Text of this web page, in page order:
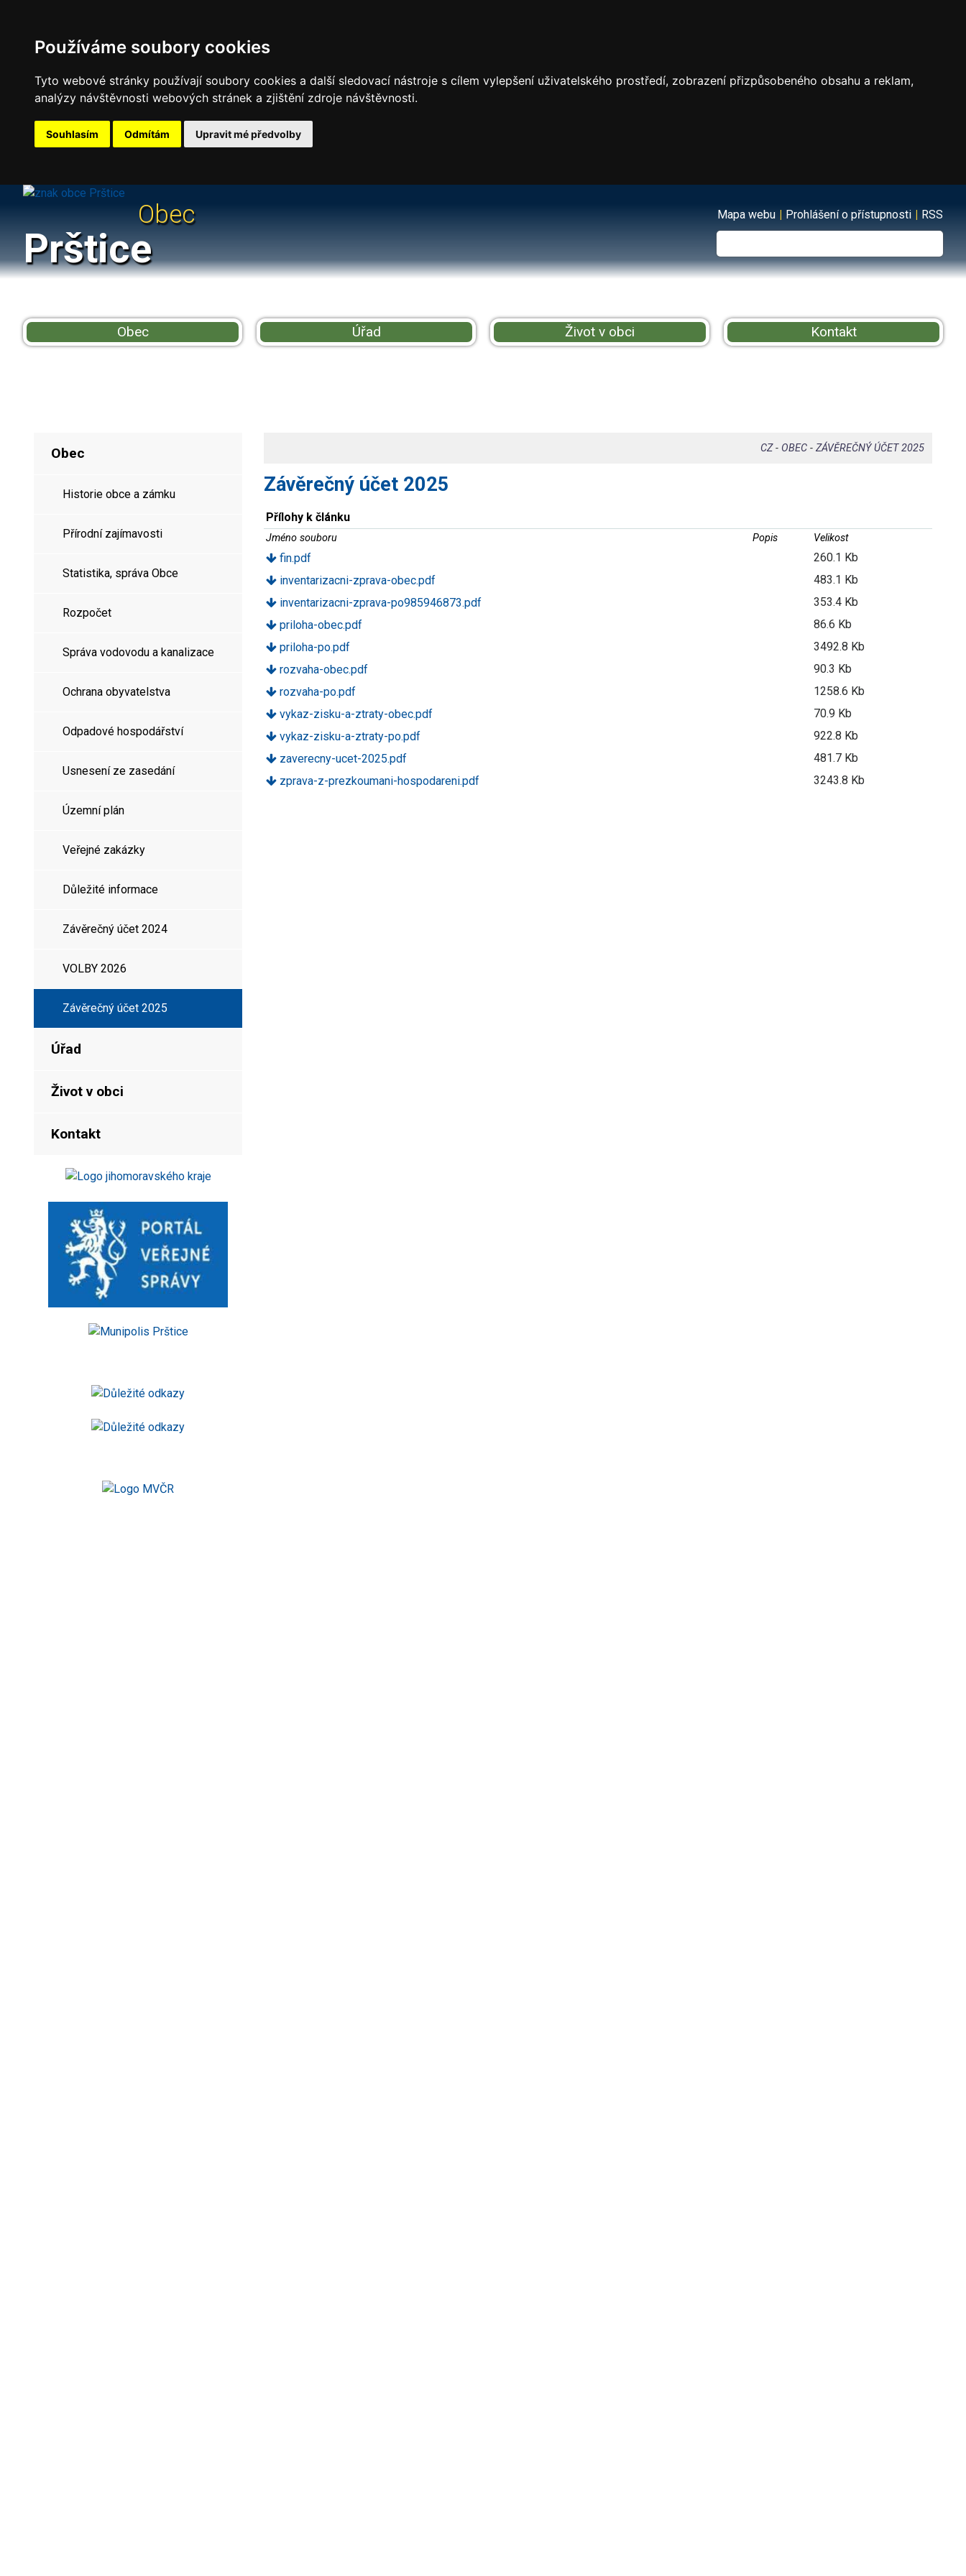
Používáme soubory cookies
Tyto webové stránky používají soubory cookies a další sledovací nástroje s cílem vylepšení uživatelského prostředí, zobrazení přizpůsobeného obsahu a reklam,
analýzy návštěvnosti webových stránek a zjištění zdroje návštěvnosti.
Souhlasím Odmítám Upravit mé předvolby
Obec
Prštice
Mapa webu | Prohlášení o přístupnosti | RSS
Obec Úřad Život v obci Kontakt
Obec
Historie obce a zámku
Přírodní zajímavosti
Statistika, správa Obce
Rozpočet
Správa vodovodu a kanalizace
Ochrana obyvatelstva
Odpadové hospodářství
Usnesení ze zasedání
Územní plán
Veřejné zakázky
Důležité informace
Závěrečný účet 2024
VOLBY 2026
Závěrečný účet 2025
Úřad
Život v obci
Kontakt
CZ- OBEC- ZÁVĚREČNÝ ÚČET 2025
Závěrečný účet 2025
Přílohy k článku
Jméno souboru Popis Velikost
fin.pdf
260.1 Kb
inventarizacni-zprava-obec.pdf
483.1 Kb
inventarizacni-zprava-po985946873.pdf
353.4 Kb
priloha-obec.pdf
86.6 Kb
priloha-po.pdf
3492.8 Kb
rozvaha-obec.pdf
90.3 Kb
rozvaha-po.pdf
1258.6 Kb
vykaz-zisku-a-ztraty-obec.pdf
70.9 Kb
vykaz-zisku-a-ztraty-po.pdf
922.8 Kb
zaverecny-ucet-2025.pdf
481.7 Kb
zprava-z-prezkoumani-hospodareni.pdf
3243.8 Kb